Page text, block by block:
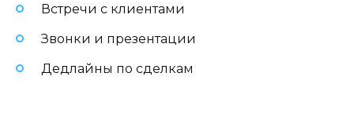
Встречи с клиентами
Звонки и презентации
Дедлайны по сделкам